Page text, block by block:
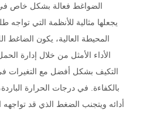
الضواغط فعالة بشكل خاص في
يجعلها مثالية للأنظمة التي تواجه
المحيطة العالية، يكون الضاغط
الأداء الأمثل من خلال إدارة
التكيف بشكل أفضل مع التغيرات
بالكفاءة. في درجات الحرارة
أدائه ويتجنب الضغط الذي قد